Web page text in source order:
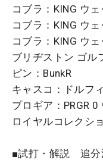
コブラ：KING ウ
コブラ：KING ウ
コブラ：KING ウ
ブリヂストン ゴル
ピン：BunkR
キャスコ：ドルフ
プロギア：PRGR 0
ロイヤルコレクシ
■試打・解説 追分